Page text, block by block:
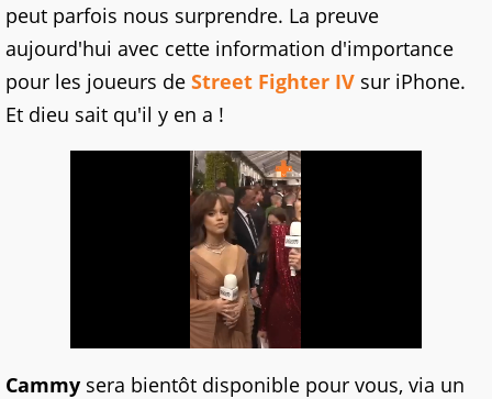
peut parfois nous surprendre. La preuve
aujourd'hui avec cette information d'importance
pour les joueurs de Street Fighter IV sur iPhone.
Et dieu sait qu'il y en a !
Cammy sera bientôt disponible pour vous, via un